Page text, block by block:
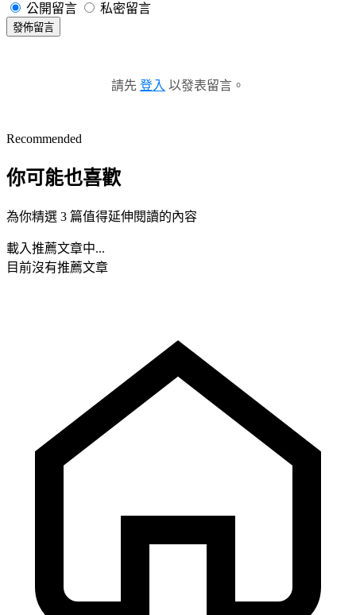
公開留言 私密留言
發佈留言
請先 登入 以發表留言。
Recommended
你可能也喜歡
為你精選 3 篇值得延伸閱讀的內容
載入推薦文章中...
目前沒有推薦文章